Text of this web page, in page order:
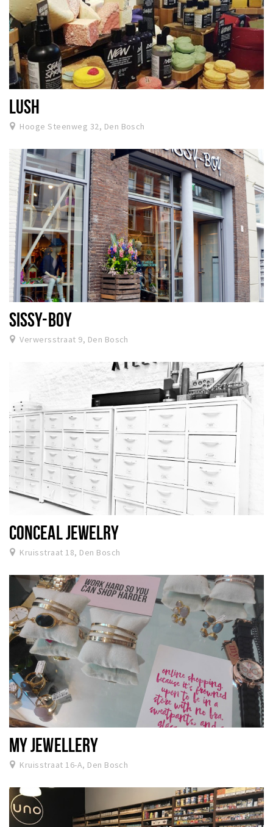
LUSH
Hooge Steenweg 32, Den Bosch
SISSY-BOY
Verwersstraat 9, Den Bosch
CONCEAL JEWELRY
Kruisstraat 18, Den Bosch
MY JEWELLERY
Kruisstraat 16-A, Den Bosch